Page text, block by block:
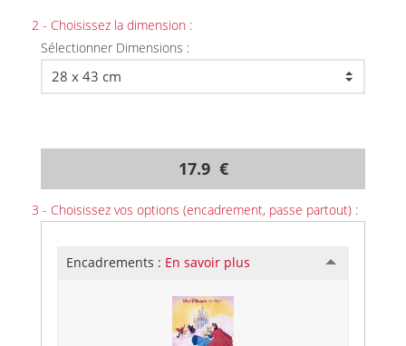
2 - Choisissez la dimension :
Sélectionner Dimensions :
17.9 €
3 - Choisissez vos options (encadrement, passe partout) :
Encadrements : En savoir plus